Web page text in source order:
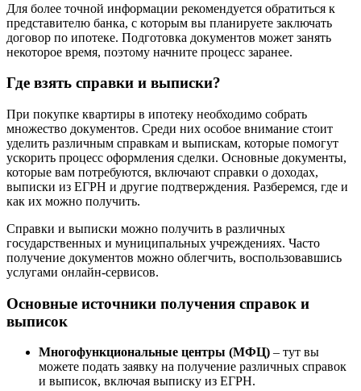
Для более точной информации рекомендуется обратиться к
представителю банка, с которым вы планируете заключать
договор по ипотеке. Подготовка документов может занять
некоторое время, поэтому начните процесс заранее.
Где взять справки и выписки?
При покупке квартиры в ипотеку необходимо собрать
множество документов. Среди них особое внимание стоит
уделить различным справкам и выпискам, которые помогут
ускорить процесс оформления сделки. Основные документы,
которые вам потребуются, включают справки о доходах,
выписки из ЕГРН и другие подтверждения. Разберемся, где и
как их можно получить.
Справки и выписки можно получить в различных
государственных и муниципальных учреждениях. Часто
получение документов можно облегчить, воспользовавшись
услугами онлайн-сервисов.
Основные источники получения справок и
выписок
Многофункциональные центры (МФЦ) – тут вы
можете подать заявку на получение различных справок
и выписок, включая выписку из ЕГРН.